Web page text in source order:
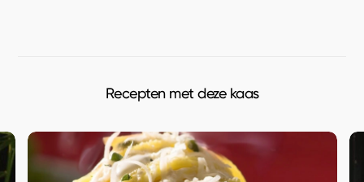
Recepten met deze kaas